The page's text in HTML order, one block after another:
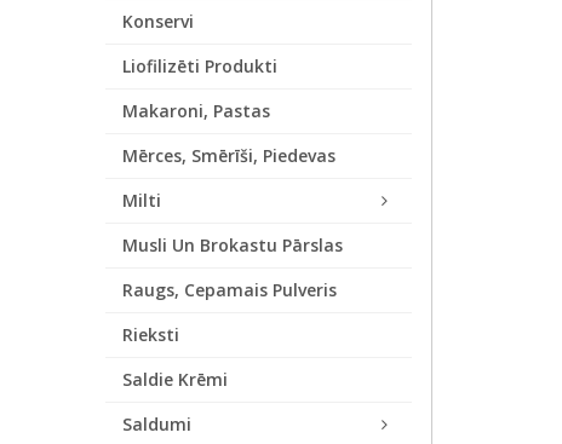
Konservi
Liofilizēti Produkti
Makaroni, Pastas
Mērces, Smērīši, Piedevas
Milti
Musli Un Brokastu Pārslas
Raugs, Cepamais Pulveris
Rieksti
Saldie Krēmi
Saldumi